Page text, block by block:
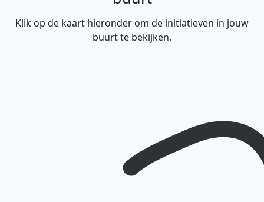
Klik op de kaart hieronder om de initiatieven in jouw
buurt te bekijken.